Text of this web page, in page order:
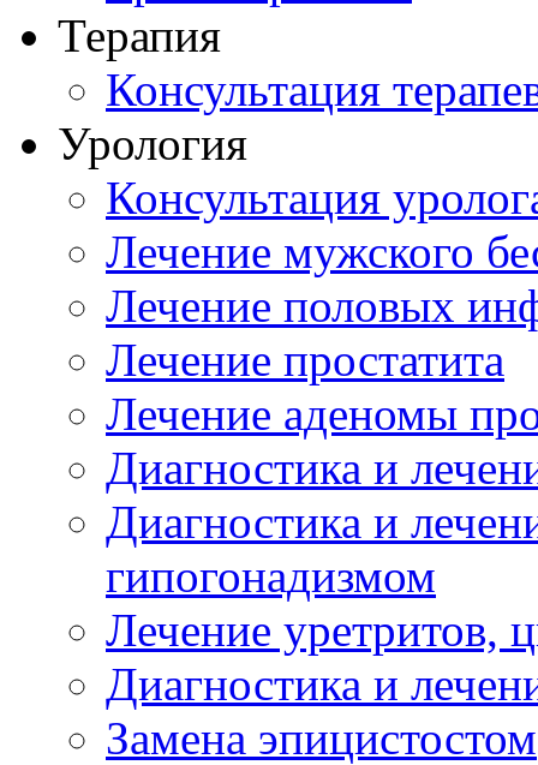
Терапия
Консультация
Урология
Консультация
Лечение мужского
Лечение половых
Лечение простатита
Лечение аденомы
Диагностика и
Диагностика и
гипогонадизмом
Лечение уретритов,
Диагностика и
Замена эпицистостом